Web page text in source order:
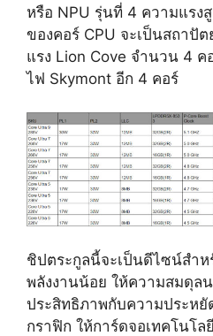
หรือ NPU รุ่นที่ 4 ความแรง
ของคอร์ CPU จะเป็นสถาปั
แรง Lion Cove จำนวน 4 ค
ไฟ Skymont อีก 4 คอร์
ชิปตระกูลนี้จะเป็นดีไซน์สำห
พลังงานน้อย ให้ความสมดุล
ประสิทธิภาพกับความประห
กราฟิก ให้การ์ดจอเทคโนโ